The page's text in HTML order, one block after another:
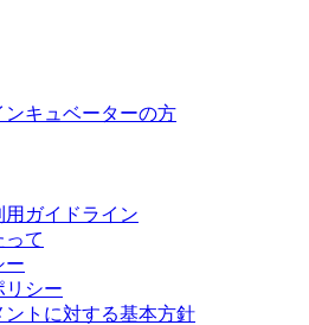
ンキュベーターの方
ガイドライン
って
ー
リシー
ントに対する基本方針